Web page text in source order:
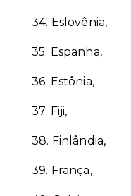
34. Eslovênia,
35. Espanha,
36. Estônia,
37. Fiji,
38. Finlândia,
39. França,